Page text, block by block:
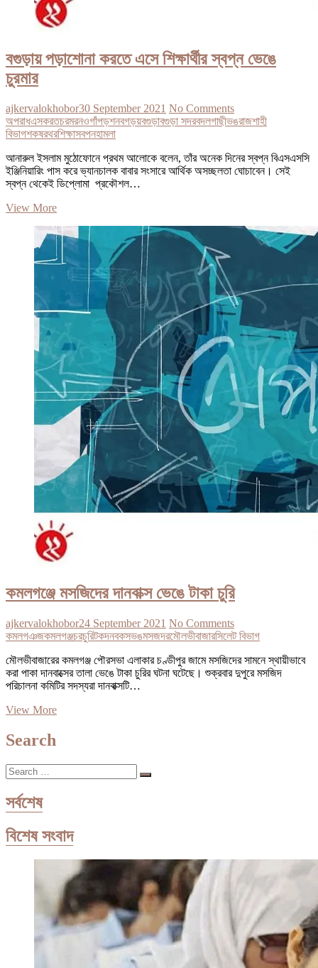
বগুড়ায় পড়াশোনা করতে এসে শিক্ষার্থীর স্বপ্ন ভেঙে
চুরমার
ajkervalokhobor30 September 2021 No Comments
অপরাধএসকরতচরমরনওগাঁপড়শনবগড়য়বগুড়াবগুড়া সদরবদলগাছীভঙরাজশাহী
বিভাগশকষরথরশিক্ষাসবপনহামলা
আনারুল ইসলাম মুঠোফোনে প্রথম আলোকে বলেন, তাঁর অনেক দিনের স্বপ্ন বিএসএসসি
ইঞ্জিনিয়ারিং পাস করে ভ্যানচালক বাবার সংসারে আর্থিক অসচ্ছলতা ঘোচাবেন। সেই
স্বপ্ন থেকেই ডিপ্লোমা প্রকৌশল…
View Moreবগুড়ায়
করতে
এসে
শিক্ষার্থীর
স্বপ্ন
ভেঙে
কমলগঞ্জে মসজিদের দানবাক্স ভেঙে টাকা চুরি
ajkervalokhobor24 September 2021 No Comments
কমলগঞজকমলগঞ্জচরচুরিটকদনবকসভঙমসজদরমৌলভীবাজারসিলেট বিভাগ
মৌলভীবাজারের কমলগঞ্জ পৌরসভা এলাকার চণ্ডীপুর জামে মসজিদের সামনে স্থায়ীভাবে
করা পাকা দানবাক্সের তালা ভেঙে টাকা চুরির ঘটনা ঘটেছে। শুক্রবার দুপুরে মসজিদ
পরিচালনা কমিটির সদস্যরা দানবাক্সটি…
View Moreকমলগঞ্জে
Search
Search
…
সর্বশেষ
বিশেষ সংবাদ